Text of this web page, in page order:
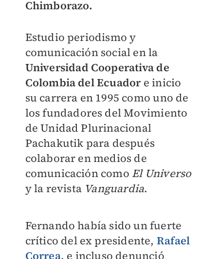
Chimborazo.
Estudio periodismo y
comunicación social en la
Universidad Cooperativa de
Colombia del Ecuadore inicio
su carrera en 1995 como uno de
los fundadores del Movimiento
de Unidad Plurinacional
Pachakutik para después
colaborar en medios de
comunicación como El Universo
y la revista Vanguardia.
Fernando había sido un fuerte
crítico del ex presidente, Rafael
Correa, e incluso denunció